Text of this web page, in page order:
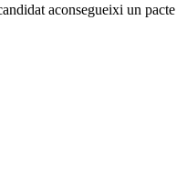
aconsegueixi un pacte